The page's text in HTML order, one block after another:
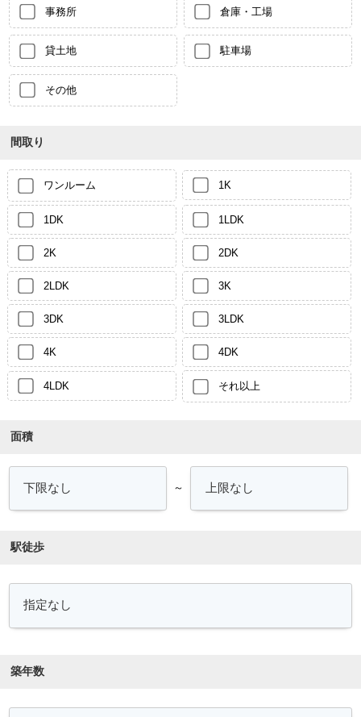
事務所 倉庫・工場
貸土地 駐車場
その他
間取り
ワンルーム 1K
1DK 1LDK
2K 2DK
2LDK 3K
3DK 3LDK
4K 4DK
4LDK それ以上
面積
～
駅徒歩
築年数